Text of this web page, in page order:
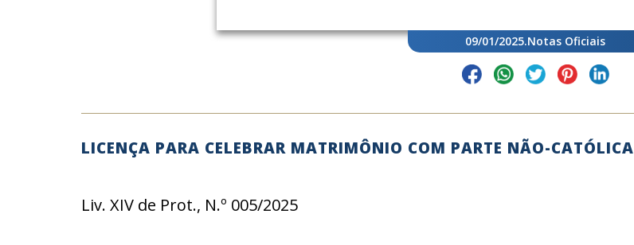
09/01/2025.Notas Oficiais
LICENÇA PARA CELEBRAR MATRIMÔNIO COM PARTE NÃO-CATÓLICA
Liv. XIV de Prot., N.º 005/2025